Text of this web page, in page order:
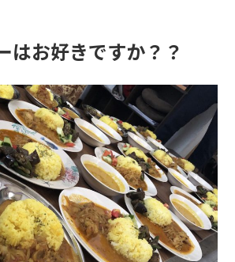
はお好きですか？？